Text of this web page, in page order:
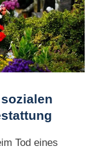
Tod eines